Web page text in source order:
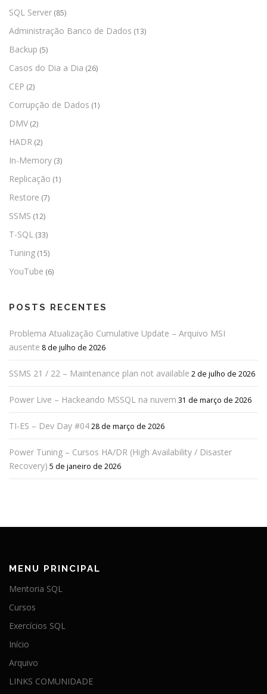
SQL Server (85)
Administração Banco de Dados (13)
Backup (5)
Casos do Dia a Dia (26)
CEP (2)
Corrupção de Dados (1)
DMV (2)
HADR (2)
In-Memory (3)
Replicação (1)
Restore (7)
SSMS (12)
T-SQL (33)
Tuning (15)
YouTube (6)
POSTS RECENTES
Problema Atualização Cumulative Update – Arquivo MSI
ausente 8 de julho de 2026
SSMS 21 / 22 – Maintenance plan not available 2 de julho de 2026
Power Live – Hackeando MSSQL na nuvem 31 de março de 2026
TI-ES – Dev Day #0428 de março de 2026
Power Tuning – Cursos HA/DR (High Availability / Disaster
Recovery) 5 de janeiro de 2026
MENU PRINCIPAL
Mentoria SQL
Cursos
Exercícios SQL
Início
Arquivo
LINKS COMUNIDADE